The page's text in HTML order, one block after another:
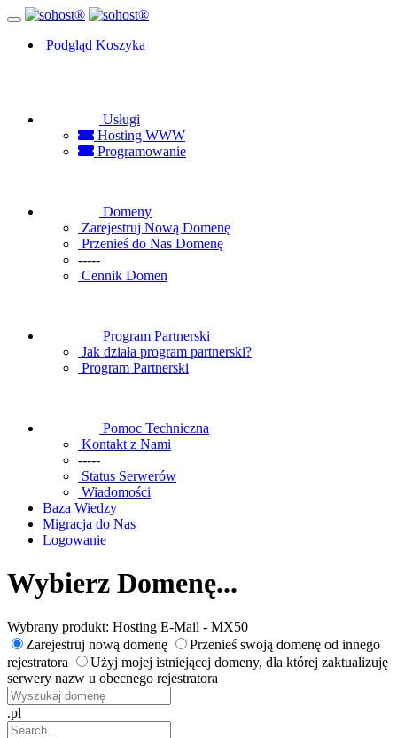
Podgląd Koszyka
Usługi
Hosting WWW
Programowanie
Domeny
Zarejestruj Nową Domenę
Przenieś do Nas Domenę
-----
Cennik Domen
Program Partnerski
Jak działa program partnerski?
Program Partnerski
Pomoc Techniczna
Kontakt z Nami
-----
Status Serwerów
Wiadomości
Baza Wiedzy
Migracja do Nas
Logowanie
Wybierz Domenę...
Wybrany produkt: Hosting E-Mail - MX50
Zarejestruj nową domenę
Przenieś swoją domenę od innego
rejestratora
Użyj mojej istniejącej domeny, dla której zaktualizuję
serwery nazw u obecnego rejestratora
.pl